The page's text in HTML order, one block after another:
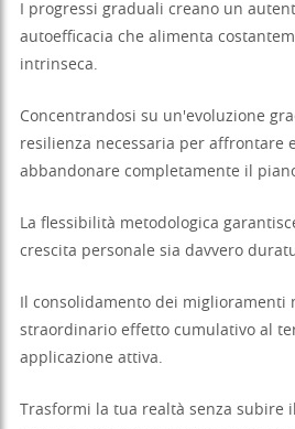
I progressi graduali creano un
autoefficacia che alimenta
intrinseca.
Concentrandosi su un'evoluzione
resilienza necessaria per affrontare
abbandonare completamente il
La flessibilità metodologica
crescita personale sia davvero
Il consolidamento dei miglioramenti
straordinario effetto cumulativo al
applicazione attiva.
Trasformi la tua realtà senza subire